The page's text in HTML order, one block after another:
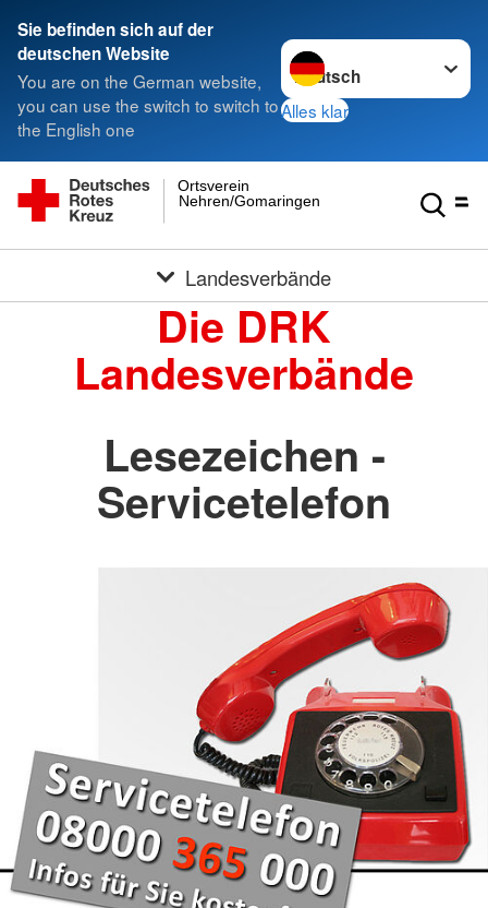
Sie befinden sich auf der
deutschen Website
You are on the German website,
you can use the switch to switch to
the English one
Sprache wechseln zu
Alles klar
Nehren/Gomaringen
Ortsverein
Landesverbände
Die DRK
Landesverbände
Lesezeichen -
Servicetelefon